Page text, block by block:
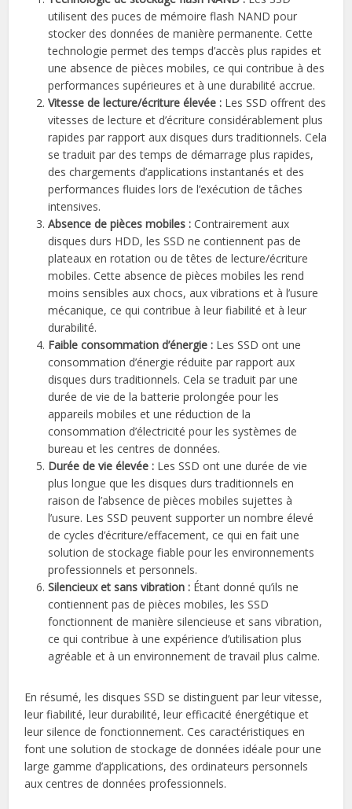
utilisent des puces de mémoire flash NAND pour
stocker des données de manière permanente. Cette
technologie permet des temps d’accès plus rapides et
une absence de pièces mobiles, ce qui contribue à des
performances supérieures et à une durabilité accrue.
Vitesse de lecture/écriture élevée : Les SSD offrent des
vitesses de lecture et d’écriture considérablement plus
rapides par rapport aux disques durs traditionnels. Cela
se traduit par des temps de démarrage plus rapides,
des chargements d’applications instantanés et des
performances fluides lors de l’exécution de tâches
intensives.
Absence de pièces mobiles : Contrairement aux
disques durs HDD, les SSD ne contiennent pas de
plateaux en rotation ou de têtes de lecture/écriture
mobiles. Cette absence de pièces mobiles les rend
moins sensibles aux chocs, aux vibrations et à l’usure
mécanique, ce qui contribue à leur fiabilité et à leur
durabilité.
Faible consommation d’énergie : Les SSD ont une
consommation d’énergie réduite par rapport aux
disques durs traditionnels. Cela se traduit par une
durée de vie de la batterie prolongée pour les
appareils mobiles et une réduction de la
consommation d’électricité pour les systèmes de
bureau et les centres de données.
Durée de vie élevée : Les SSD ont une durée de vie
plus longue que les disques durs traditionnels en
raison de l’absence de pièces mobiles sujettes à
l’usure. Les SSD peuvent supporter un nombre élevé
de cycles d’écriture/effacement, ce qui en fait une
solution de stockage fiable pour les environnements
professionnels et personnels.
Silencieux et sans vibration : Étant donné qu’ils ne
contiennent pas de pièces mobiles, les SSD
fonctionnent de manière silencieuse et sans vibration,
ce qui contribue à une expérience d’utilisation plus
agréable et à un environnement de travail plus calme.
En résumé, les disques SSD se distinguent par leur vitesse,
leur fiabilité, leur durabilité, leur efficacité énergétique et
leur silence de fonctionnement. Ces caractéristiques en
font une solution de stockage de données idéale pour une
large gamme d’applications, des ordinateurs personnels
aux centres de données professionnels.